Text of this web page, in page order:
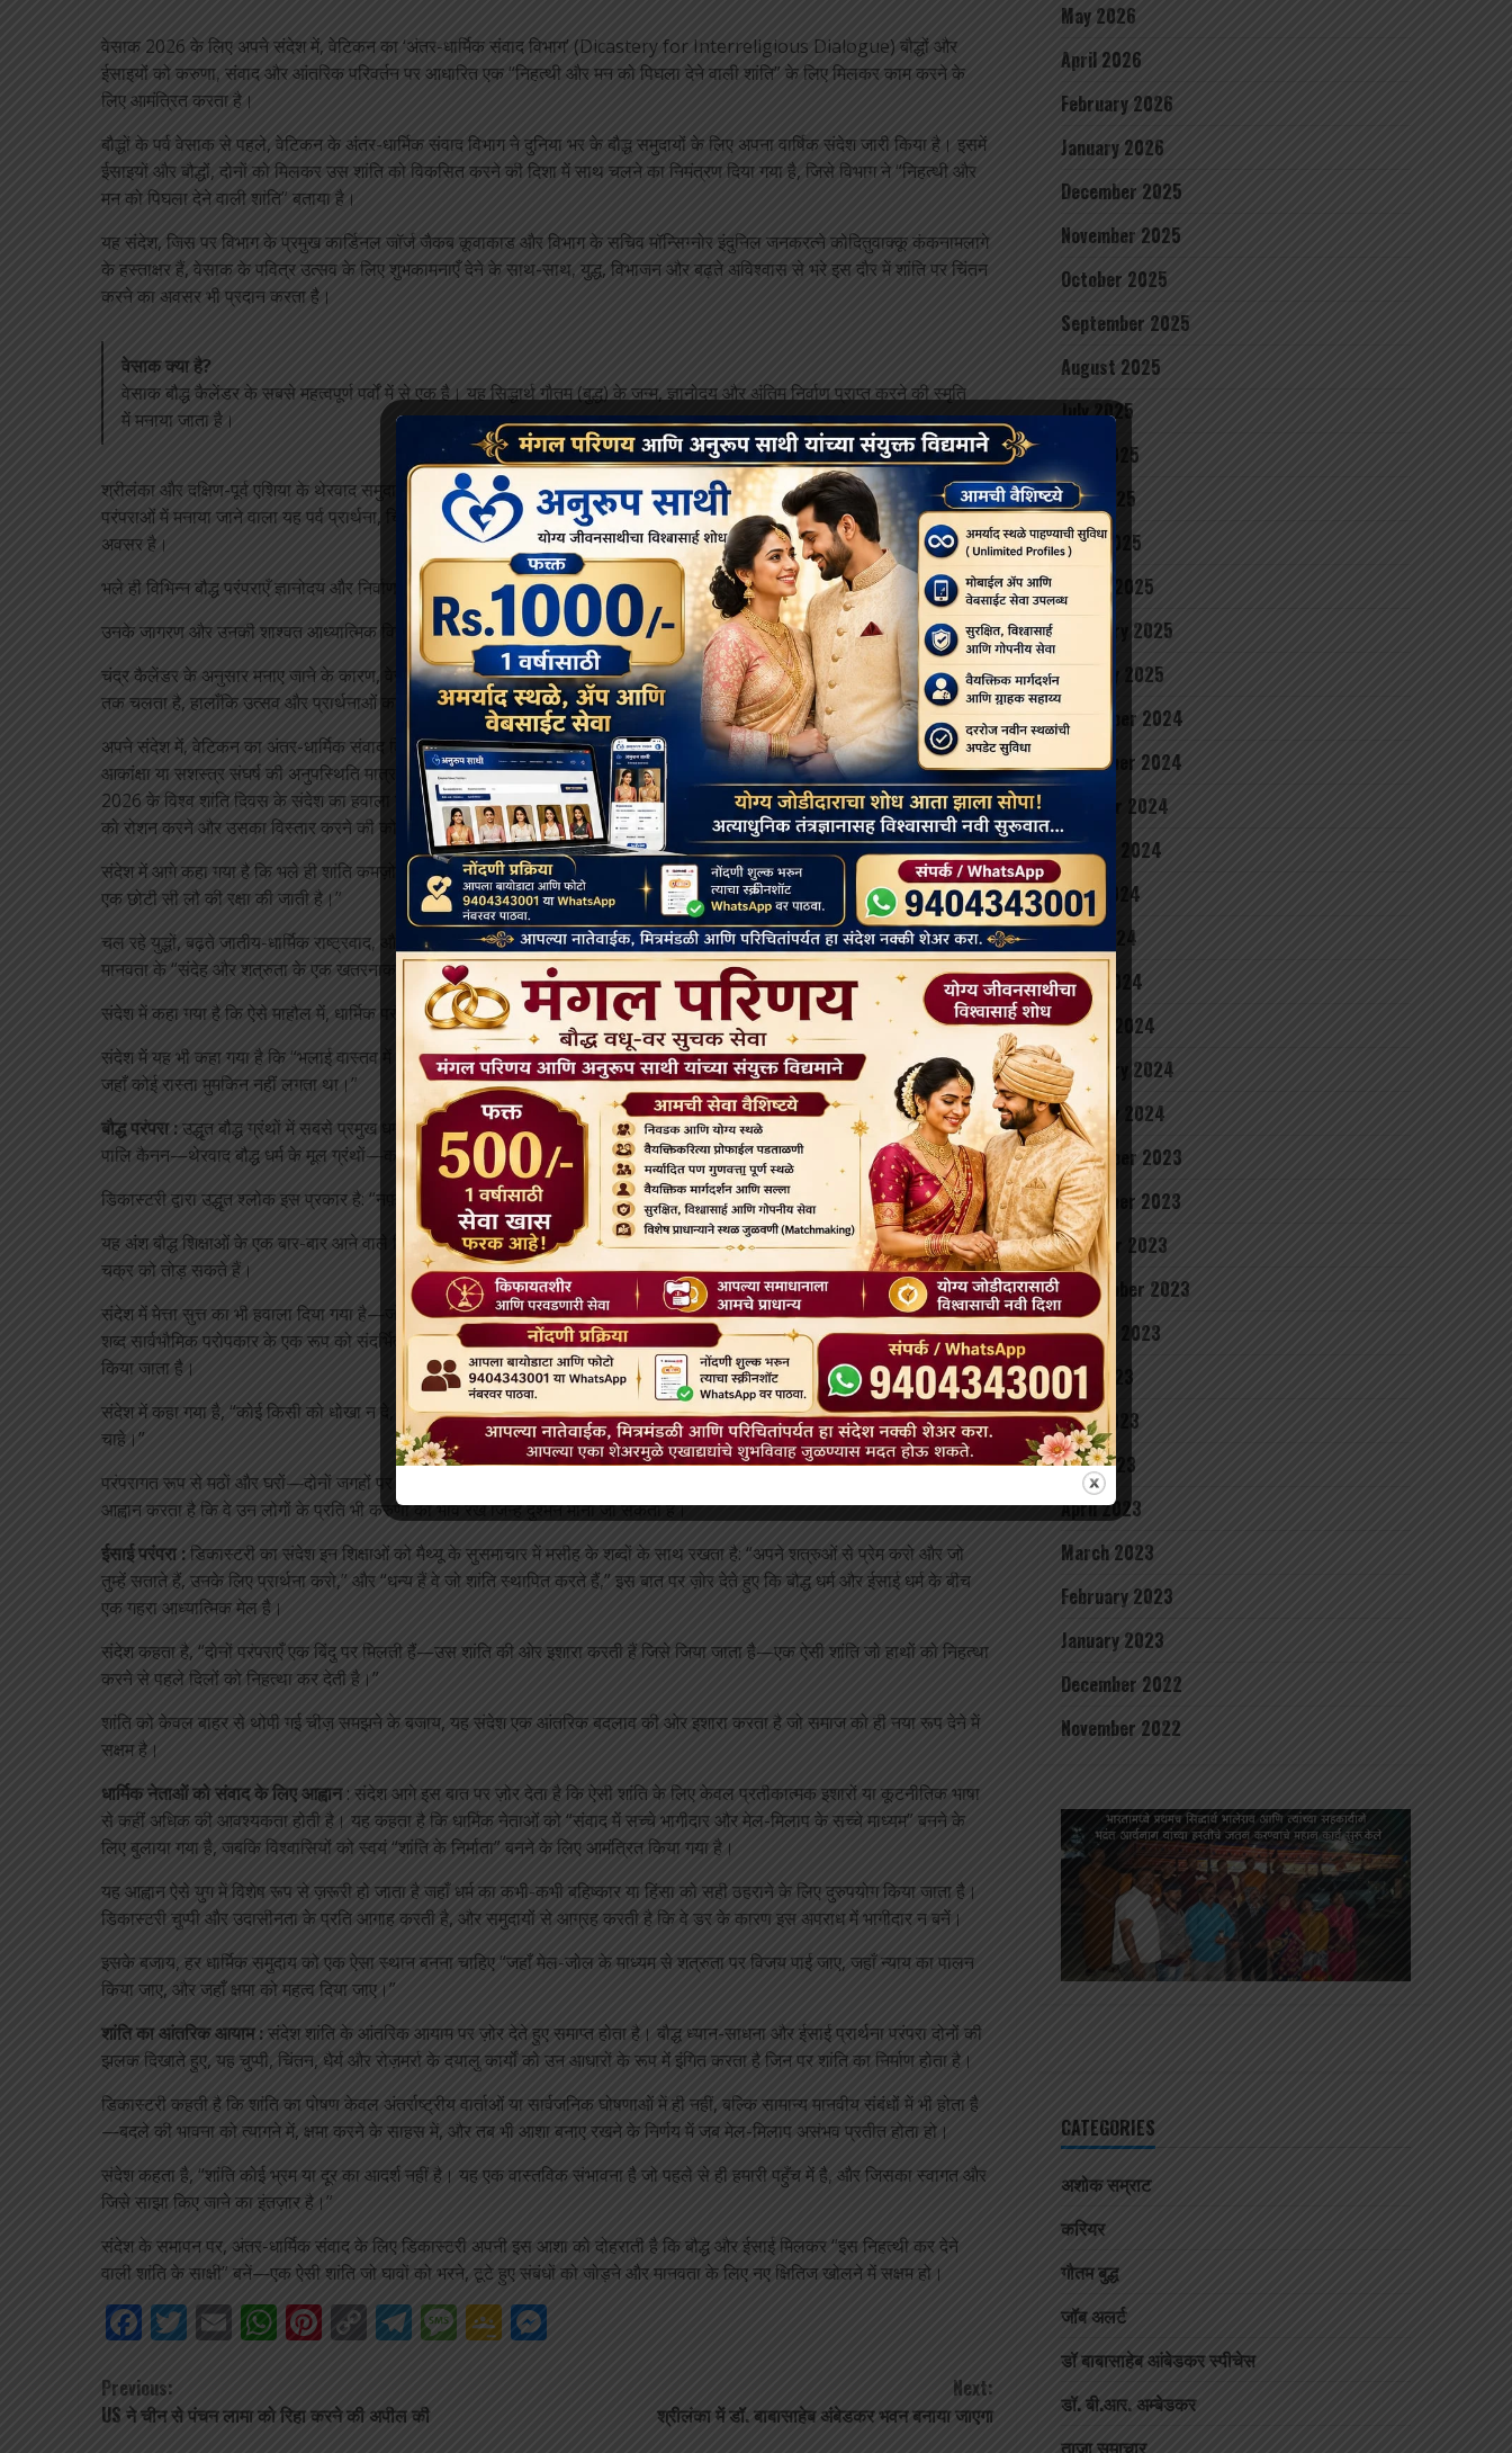
वेसाक 2026 के लिए अपने संदेश में, वेटिकन का ‘अंतर-धार्मिक संवाद विभाग’ (Dicastery for Interreligious Dialogue) बौद्धों और
ईसाइयों को करुणा, संवाद और आंतरिक परिवर्तन पर आधारित एक “निहत्थी और मन को पिघला देने वाली शांति” के लिए मिलकर काम करने के
लिए आमंत्रित करता है।
बौद्धों के पर्व वेसाक से पहले, वेटिकन के अंतर-धार्मिक संवाद विभाग ने दुनिया भर के बौद्ध समुदायों के लिए अपना वार्षिक संदेश जारी किया है। इसमें
ईसाइयों और बौद्धों, दोनों को मिलकर उस शांति को विकसित करने की दिशा में साथ चलने का निमंत्रण दिया गया है, जिसे विभाग ने “निहत्थी और
मन को पिघला देने वाली शांति” बताया है।
यह संदेश, जिस पर विभाग के प्रमुख कार्डिनल जॉर्ज जैकब कूवाकाड और विभाग के सचिव मॉन्सिग्नोर इंदुनिल जनकरत्ने कोदितुवाक्कू कंकनामलागे
के हस्ताक्षर हैं, वेसाक के पवित्र उत्सव के लिए शुभकामनाएँ देने के साथ-साथ, युद्ध, विभाजन और बढ़ते अविश्वास से भरे इस दौर में शांति पर चिंतन
करने का अवसर भी प्रदान करता है।
वेसाक क्या है?
वेसाक बौद्ध कैलेंडर के सबसे महत्वपूर्ण पर्वों में से एक है। यह सिद्धार्थ गौतम (बुद्ध) के जन्म, ज्ञानोदय और अंतिम निर्वाण प्राप्त करने की स्मृति
में मनाया जाता है।
श्रीलंका और दक्षिण-पूर्व एशिया के थेरवाद समुदायों से लेकर पूर्वी एशिया और हिमालय क्षेत्र के महायान और वज्रयान परंपराओं तक—विभिन्न बौद्ध
परंपराओं में मनाया जाने वाला यह पर्व प्रार्थना, चिंतन, करुणा के कार्यों और बुद्ध की शिक्षाओं के प्रति नए सिरे से प्रतिबद्धता व्यक्त करने का एक
अवसर है।
भले ही विभिन्न बौद्ध परंपराएँ ज्ञानोदय और निर्वाण को अलग-अलग धार्मिक दृष्टिकोणों से देखती हों, फिर भी वेसाक बुद्ध के जीवन,
उनके जागरण और उनकी शाश्वत आध्यात्मिक विरासत की साझा स्मृति के रूप में बना रहता है।
चंद्र कैलेंडर के अनुसार मनाए जाने के कारण, वेसाक के उत्सव हर देश में अलग-अलग ढंग से मनाए जाते हैं। कई स्थानों पर, यह पर्व केवल एक दिन
तक चलता है, हालाँकि उत्सव और प्रार्थनाओं का दौर अक्सर कई दिनों तक जारी रहता है—विशेष रूप से मठों और मंदिरों में।
अपने संदेश में, वेटिकन का अंतर-धार्मिक संवाद विभाग इन प्रथाओं के महत्व पर ज़ोर देता है। विभाग का कहना है कि शांति केवल एक राजनीतिक
आकांक्षा या सशस्त्र संघर्ष की अनुपस्थिति मात्र नहीं है, बल्कि यह कुछ ऐसा है जिसकी शुरुआत स्वयं मनुष्य के हृदय से होती है। पोप लियो XIV के
2026 के विश्व शांति दिवस के संदेश का हवाला देते हुए, संदेश में कहा गया है: “शांति मौजूद है; वह हमारे भीतर बसना चाहती है। उसमें हमारी समझ
को रोशन करने और उसका विस्तार करने की कोमल शक्ति है; वह हिंसा का विरोध करती है और उस पर विजय पाती है।”
संदेश में आगे कहा गया है कि भले ही शांति कमज़ोर हो, फिर भी उसकी रक्षा की जानी चाहिए—ठीक वैसे ही “जैसे नफ़रत और डर के तूफ़ानों से घिरी
एक छोटी सी लौ की रक्षा की जाती है।”
चल रहे युद्धों, बढ़ते जातीय-धार्मिक राष्ट्रवाद, और जिसे डिकास्टरी “धर्म का हेरफेर” कहती है—इन सब के बीच, यह संदेश चेतावनी देता है कि
मानवता के “संदेह और शत्रुता के एक खतरनाक चक्र” में फँसने का खतरा है।
संदेश में कहा गया है कि ऐसे माहौल में, धार्मिक परंपराओं की एक विशेष ज़िम्मेदारी है—विभाजनों को गहरा करना नहीं, बल्कि उन्हें भरना।
संदेश में यह भी कहा गया है कि “भलाई वास्तव में हथियार डाल देने वाली होती है,” जो “संदेह के चक्र” को तोड़ने और “ऐसे रास्ते खोलने में सक्षम है
जहाँ कोई रास्ता मुमकिन नहीं लगता था।”
बौद्ध परंपरा :उद्धृत बौद्ध ग्रंथों में सबसे प्रमुख धम्मपद का पाँचवाँ श्लोक है—जो बुद्ध के वचनों के सबसे ज़्यादा पढ़े जाने वाले संग्रहों में से एक है।
पालि कैनन—थेरवाद बौद्ध धर्म के मूल ग्रंथों—का हिस्सा होने के नाते, धम्मपद में ज्ञान, नैतिकता और मुक्ति के मार्ग पर संक्षिप्त शिक्षाएँ संकलित हैं।
डिकास्टरी द्वारा उद्धृत श्लोक इस प्रकार है: “नफ़रत से नफ़रत कभी शांत नहीं होती; केवल नफ़रत न करने से ही नफ़रत शांत होती है।”
यह अंश बौद्ध शिक्षाओं के एक बार-बार आने वाले विषय को दर्शाता है: कि क्रोध दुख को बढ़ाता है, जबकि करुणा और आंतरिक अनुशासन इसके
चक्र को तोड़ सकते हैं।
संदेश में मेत्ता सुत्त का भी हवाला दिया गया है—जो बौद्ध परंपरा के सबसे प्रसिद्ध प्रवचनों में से एक है और प्रेमपूर्ण-दया पर एक मूल ग्रंथ है। “मेत्ता”
शब्द सार्वभौमिक परोपकार के एक रूप को संदर्भित करता है—एक निस्वार्थ प्रेम जो बिना किसी भेदभाव के सभी जीवित प्राणियों के प्रति व्यक्त
किया जाता है।
संदेश में कहा गया है, “कोई किसी को धोखा न दे, न ही किसी प्राणी का तिरस्कार करे।” “कोई भी क्रोध या द्वेष के कारण किसी दूसरे का बुरा न
चाहे।”
परंपरागत रूप से मठों और घरों—दोनों जगहों पर पढ़े जाने वाले मेत्ता सुत्त का बौद्ध प्रार्थना और ध्यान में एक महत्वपूर्ण स्थान है। यह अनुयायियों से
आह्वान करता है कि वे उन लोगों के प्रति भी करुणा का भाव रखें जिन्हें दुश्मन माना जा सकता है।
ईसाई परंपरा :डिकास्टरी का संदेश इन शिक्षाओं को मैथ्यू के सुसमाचार में मसीह के शब्दों के साथ रखता है: “अपने शत्रुओं से प्रेम करो और जो
तुम्हें सताते हैं, उनके लिए प्रार्थना करो,” और “धन्य हैं वे जो शांति स्थापित करते हैं,” इस बात पर ज़ोर देते हुए कि बौद्ध धर्म और ईसाई धर्म के बीच
एक गहरा आध्यात्मिक मेल है।
संदेश कहता है, “दोनों परंपराएँ एक बिंदु पर मिलती हैं—उस शांति की ओर इशारा करती हैं जिसे जिया जाता है—एक ऐसी शांति जो हाथों को निहत्था
करने से पहले दिलों को निहत्था कर देती है।”
शांति को केवल बाहर से थोपी गई चीज़ समझने के बजाय, यह संदेश एक आंतरिक बदलाव की ओर इशारा करता है जो समाज को ही नया रूप देने में
सक्षम है।
धार्मिक नेताओं को संवाद के लिए आह्वान: संदेश आगे इस बात पर ज़ोर देता है कि ऐसी शांति के लिए केवल प्रतीकात्मक इशारों या कूटनीतिक भाषा
से कहीं अधिक की आवश्यकता होती है। यह कहता है कि धार्मिक नेताओं को “संवाद में सच्चे भागीदार और मेल-मिलाप के सच्चे माध्यम” बनने के
लिए बुलाया गया है, जबकि विश्वासियों को स्वयं “शांति के निर्माता” बनने के लिए आमंत्रित किया गया है।
यह आह्वान ऐसे युग में विशेष रूप से ज़रूरी हो जाता है जहाँ धर्म का कभी-कभी बहिष्कार या हिंसा को सही ठहराने के लिए दुरुपयोग किया जाता है।
डिकास्टरी चुप्पी और उदासीनता के प्रति आगाह करती है, और समुदायों से आग्रह करती है कि वे डर के कारण इस अपराध में भागीदार न बनें।
इसके बजाय, हर धार्मिक समुदाय को एक ऐसा स्थान बनना चाहिए “जहाँ मेल-जोल के माध्यम से शत्रुता पर विजय पाई जाए, जहाँ न्याय का पालन
किया जाए, और जहाँ क्षमा को महत्व दिया जाए।”
शांति का आंतरिक आयाम :संदेश शांति के आंतरिक आयाम पर ज़ोर देते हुए समाप्त होता है। बौद्ध ध्यान-साधना और ईसाई प्रार्थना परंपरा दोनों की
झलक दिखाते हुए, यह चुप्पी, चिंतन, धैर्य और रोज़मर्रा के दयालु कार्यों को उन आधारों के रूप में इंगित करता है जिन पर शांति का निर्माण होता है।
डिकास्टरी कहती है कि शांति का पोषण केवल अंतर्राष्ट्रीय वार्ताओं या सार्वजनिक घोषणाओं में ही नहीं, बल्कि सामान्य मानवीय संबंधों में भी होता है
—बदले की भावना को त्यागने में, क्षमा करने के साहस में, और तब भी आशा बनाए रखने के निर्णय में जब मेल-मिलाप असंभव प्रतीत होता हो।
संदेश कहता है, “शांति कोई भ्रम या दूर का आदर्श नहीं है। यह एक वास्तविक संभावना है जो पहले से ही हमारी पहुँच में है, और जिसका स्वागत और
जिसे साझा किए जाने का इंतज़ार है।”
संदेश के समापन पर, अंतर-धार्मिक संवाद के लिए डिकास्टरी अपनी इस आशा को दोहराती है कि बौद्ध और ईसाई मिलकर “इस निहत्थी कर देने
वाली शांति के साक्षी” बनें—एक ऐसी शांति जो घावों को भरने, टूटे हुए संबंधों को जोड़ने और मानवता के लिए नए क्षितिज खोलने में सक्षम हो।
Facebook
Twitter
EmailWhatsApp
Pinterest
CopyTelegram
Message
Google
Continue
Reading
Previous:
US ने चीन से पंचन लामा को रिहा करने की अपील की
Next:
श्रीलंका में डॉ. बाबासाहेब अंबेडकर भवन बनाया जाएगा
May 2026
April 2026
February 2026
January 2026
December 2025
November 2025
October 2025
September 2025
August 2025
July 2025
June 2025
May 2025
April 2025
March 2025
February 2025
January 2025
December 2024
November 2024
October 2024
August 2024
June 2024
May 2024
April 2024
March 2024
February 2024
January 2024
December 2023
November 2023
October 2023
September 2023
August 2023
July 2023
June 2023
May 2023
April 2023
March 2023
February 2023
January 2023
December 2022
November 2022
CATEGORIES
अशोक सम्राट
करियर
गौतम बुद्ध
जॉब अलर्ट
डॉ बाबासाहेब आंबेडकर स्पीचेस
डॉ. बी.आर. अम्बेडकर
ताजा समाचार